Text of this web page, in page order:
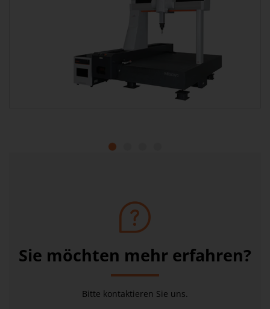
Sie möchten mehr erfahren?
Bitte kontaktieren Sie uns.